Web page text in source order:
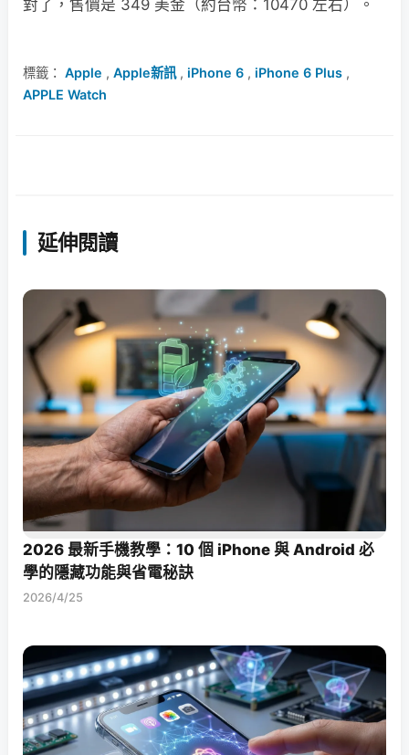
對了，售價是 349 美金（約台幣：10470 左右）。
標籤： Apple , Apple新訊, iPhone 6 , iPhone 6 Plus ,
APPLE Watch
延伸閱讀
2026 最新手機教學：10 個 iPhone 與 Android 必
學的隱藏功能與省電秘訣
2026/4/25